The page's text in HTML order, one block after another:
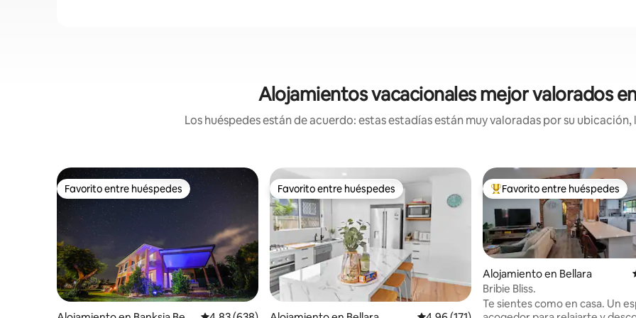
Alojamientos vacacionales mejor valorados
Los huéspedes están de acuerdo: estas estadías están muy valoradas por su
Favorito entre huéspedes
Favorito entre huéspedes Favorito entre huéspedes
Favorito entre huéspedes Favorito entre huéspedes
Favorito entre huéspedes
Alojamiento en Bellara
Bribie Bliss.
Te sientes como en casa. Un